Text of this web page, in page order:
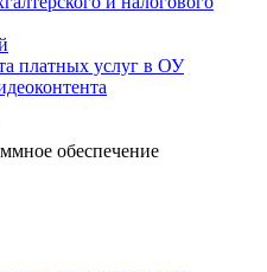
платных услуг в ОУ
обеспечение